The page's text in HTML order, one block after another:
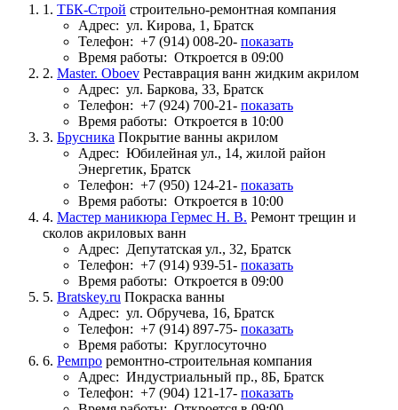
1. ТБК-Строй строительно-ремонтная компания
Адрес: ул. Кирова, 1, Братск
Телефон: +7 (914) 008-20- показать
Время работы: Откроется в 09:00
2. Master. Oboev Реставрация ванн жидким акрилом
Адрес: ул. Баркова, 33, Братск
Телефон: +7 (924) 700-21- показать
Время работы: Откроется в 10:00
3. Брусника Покрытие ванны акрилом
Адрес: Юбилейная ул., 14, жилой район
Энергетик, Братск
Телефон: +7 (950) 124-21- показать
Время работы: Откроется в 10:00
4. Мастер маникюра Гермес Н. В. Ремонт трещин и
сколов акриловых ванн
Адрес: Депутатская ул., 32, Братск
Телефон: +7 (914) 939-51- показать
Время работы: Откроется в 09:00
5. Bratskey.ru Покраска ванны
Адрес: ул. Обручева, 16, Братск
Телефон: +7 (914) 897-75- показать
Время работы: Круглосуточно
6. Ремпро ремонтно-строительная компания
Адрес: Индустриальный пр., 8Б, Братск
Телефон: +7 (904) 121-17- показать